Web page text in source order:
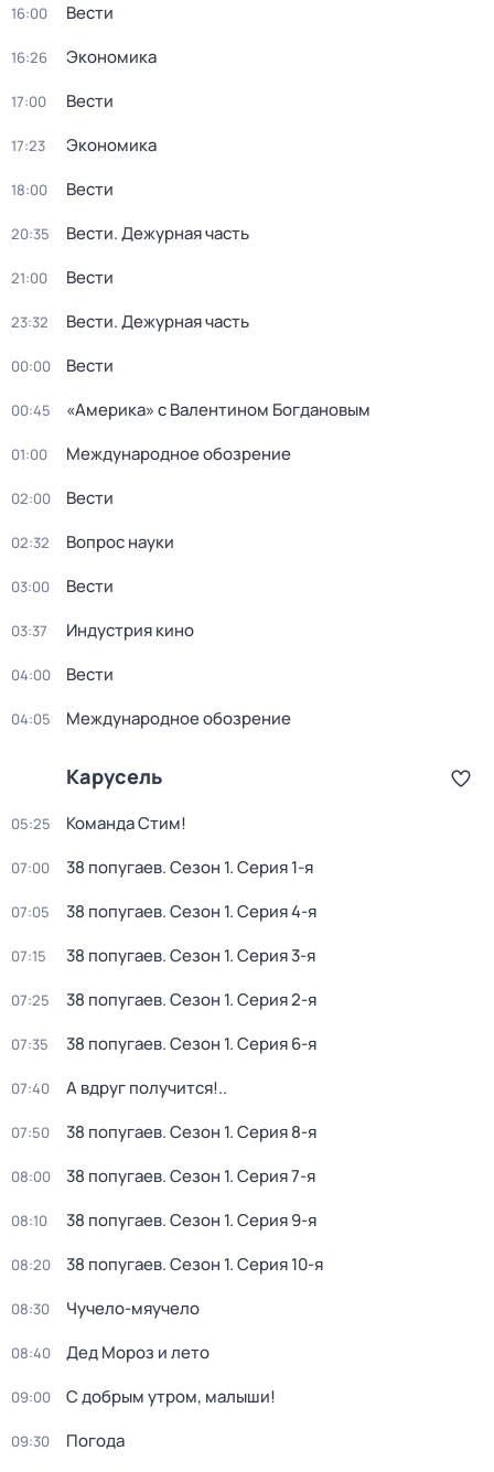
16:00 Вести
16:26 Экономика
17:00 Вести
17:23 Экономика
18:00 Вести
20:35 Вести. Дежурная часть
21:00 Вести
23:32 Вести. Дежурная часть
00:00 Вести
00:45 «Америка» с Валентином Богдановым
01:00 Международное обозрение
02:00 Вести
02:32 Вопрос науки
03:00 Вести
03:37 Индустрия кино
04:00 Вести
04:05 Международное обозрение
Карусель
05:25 Команда Стим!
07:00 38 попугаев. Сезон 1. Серия 1-я
07:05 38 попугаев. Сезон 1. Серия 4-я
07:15 38 попугаев. Сезон 1. Серия 3-я
07:25 38 попугаев. Сезон 1. Серия 2-я
07:35 38 попугаев. Сезон 1. Серия 6-я
07:40 А вдруг получится!..
07:50 38 попугаев. Сезон 1. Серия 8-я
08:00 38 попугаев. Сезон 1. Серия 7-я
08:10 38 попугаев. Сезон 1. Серия 9-я
08:20 38 попугаев. Сезон 1. Серия 10-я
08:30 Чучело-мяучело
08:40 Дед Мороз и лето
09:00 С добрым утром, малыши!
09:30 Погода